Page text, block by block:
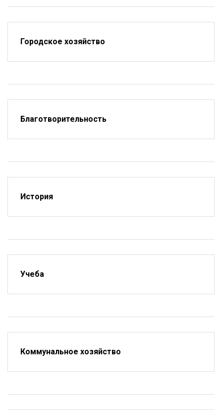
Городское хозяйство
Благотворительность
История
Учеба
Коммунальное хозяйство